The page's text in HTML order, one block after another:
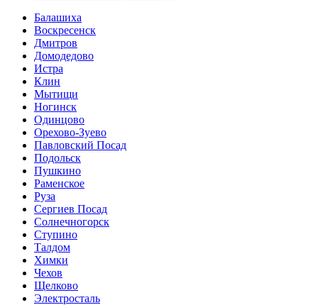
Балашиха
Воскресенск
Дмитров
Домодедово
Истра
Клин
Мытищи
Ногинск
Одинцово
Орехово-Зуево
Павловский Посад
Подольск
Пушкино
Раменское
Руза
Сергиев Посад
Солнечногорск
Ступино
Талдом
Химки
Чехов
Щелково
Электросталь